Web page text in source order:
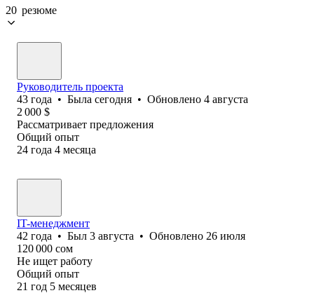
20 резюме
Руководитель проекта
43 года • Была сегодня • Обновлено 4 августа
2 000 $
Рассматривает предложения
Общий опыт
24 года 4 месяца
IT-менеджмент
42 года • Был 3 августа • Обновлено 26 июля
120 000 сом
Не ищет работу
Общий опыт
21 год 5 месяцев